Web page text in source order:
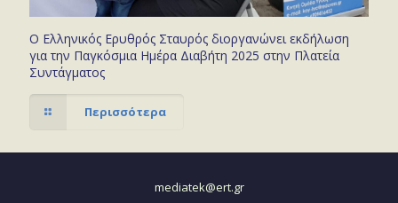
Ο Ελληνικός Ερυθρός Σταυρός διοργανώνει εκδήλωση
για την Παγκόσμια Ημέρα Διαβήτη 2025 στην Πλατεία
Συντάγματος
Περισσότερα
mediatek@ert.gr